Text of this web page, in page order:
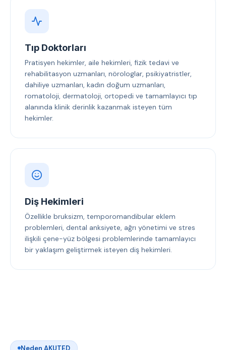
Tıp Doktorları
Pratisyen hekimler, aile hekimleri, fizik tedavi ve
rehabilitasyon uzmanları, nörologlar, psikiyatristler,
dahiliye uzmanları, kadın doğum uzmanları,
romatoloji, dermatoloji, ortopedi ve tamamlayıcı tıp
alanında klinik derinlik kazanmak isteyen tüm
hekimler.
Diş Hekimleri
Özellikle bruksizm, temporomandibular eklem
problemleri, dental anksiyete, ağrı yönetimi ve stres
ilişkili çene-yüz bölgesi problemlerinde tamamlayıcı
bir yaklaşım geliştirmek isteyen diş hekimleri.
Neden AKUTED